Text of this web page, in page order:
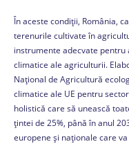
În aceste condiții, România,
terenurile cultivate în
instrumente adecvate
climatice ale agriculturii.
Național de Agricultură
climatice ale UE pentru
holistică care să unească
țintei de 25%, până în anul
europene și naționale care